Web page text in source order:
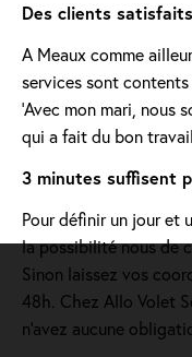
Des clients
A Meaux comme
services sont
'Avec mon mari, nous
qui a fait du bon
3 minutes suffisent
Pour définir un jour et
la possibilité nous de
Sinon laissez vos
48h. Chez Allo Volet
n'avez aucune